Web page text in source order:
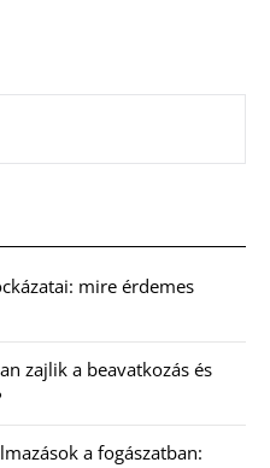
mire érdemes
zajlik a beavatkozás és
a fogászatban: